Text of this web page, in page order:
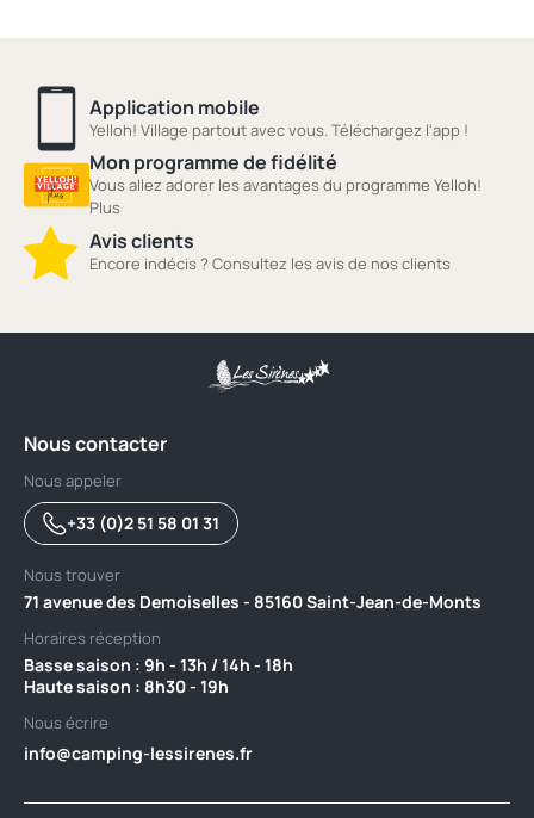
Application mobile
Yelloh! Village partout avec vous. Téléchargez l'app !
Mon programme de fidélité
Vous allez adorer les avantages du programme Yelloh!
Plus
Avis clients
Encore indécis ? Consultez les avis de nos clients
Nous contacter
Nous appeler
+33 (0)2 51 58 01 31
Nous trouver
71 avenue des Demoiselles - 85160 Saint-Jean-de-Monts
Horaires réception
Basse saison : 9h - 13h / 14h - 18h ‎ ‎ ‎ ‎ ‎ ‎ ‎ ‎ ‎ ‎ ‎ ‎ ‎ ‎ ‎ ‎ ‎ ‎ ‎ ‎ ‎ ‎ ‎ ‎ ‎ ‎ ‎ ‎ ‎ ‎ ‎ ‎ ‎ ‎ ‎ ‎ ‎ ‎ ‎ ‎ ‎ ‎ ‎ ‎ ‎ ‎ ‎ ‎ ‎ ‎ ‎
Haute saison : 8h30 - 19h
Nous écrire
info@camping-lessirenes.fr